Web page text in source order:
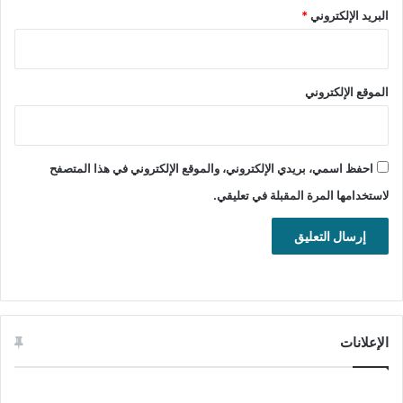
تحميل برنامج Paint.NET لتحرير الصور والتعديل عليها للويندوز
Paint.NET 64/32 bit
البريد الإلكتروني*
الموقع الإلكتروني
احفظ اسمي، بريدي الإلكتروني، والموقع الإلكتروني في هذا المتصفح
لاستخدامها المرة المقبلة في تعليقي.
الإعلانات